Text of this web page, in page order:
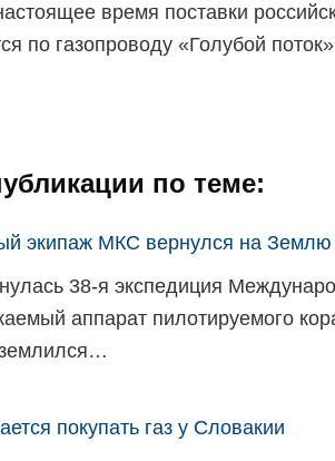
время поставки
по газопроводу «Голубой
по теме:
экипаж МКС вернулся на Землю
38-я экспедиция
аппарат пилотируемого
покупать газ у Словакии